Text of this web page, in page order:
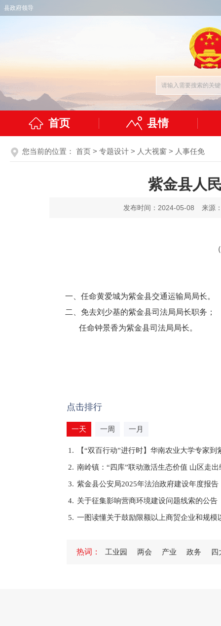
县政府领导
首页 县情
您当前的位置： 首页 > 专题设计 > 人大视窗 > 人事任免
紫金县人
发布时间：2024-05-08 来源
一、任命黄爱城为紫金县交通运输局局长。
二、免去刘少基的紫金县司法局局长职务；
任命钟景香为紫金县司法局局长。
点击排行
一天 一周 一月
1. 【“双百行动”进行时】华南农业大学专家
2. 南岭镇：“四库”联动激活生态价值 山区走
3. 紫金县公安局2025年法治政府建设年度报告
4. 关于征集影响营商环境建设问题线索的公告
5. 一图读懂关于鼓励限额以上商贸企业和规
紫金县义容中学举行2024—2025学年度奖
热词： 工业园 两会 产业 政务 四